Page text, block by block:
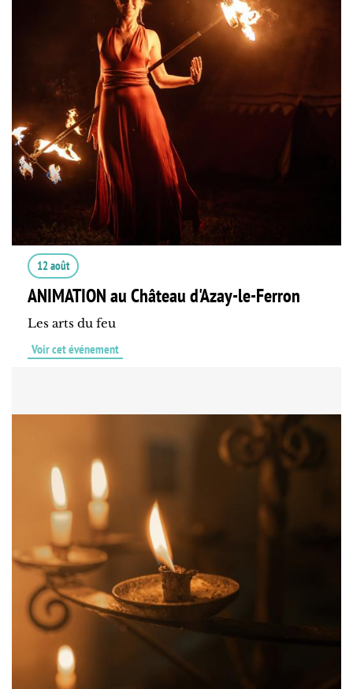
12 août
ANIMATION au Château d'Azay-le-Ferron
Les arts du feu
Voir cet événement